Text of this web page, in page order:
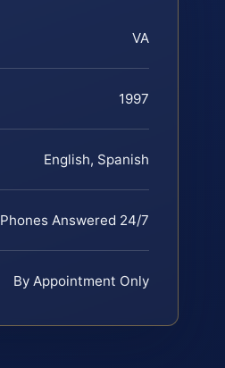
VA
1997
English, Spanish
Phones Answered 24/7
By Appointment Only